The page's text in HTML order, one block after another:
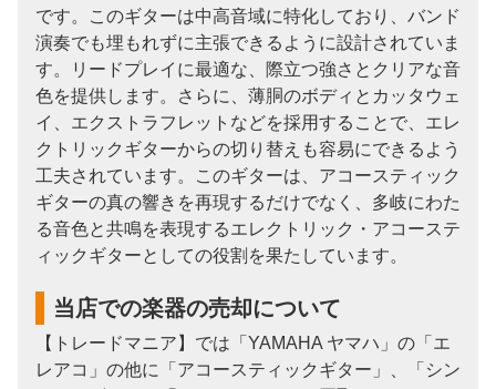
です。このギターは中高音域に特化しており、バンド
演奏でも埋もれずに主張できるように設計されていま
す。リードプレイに最適な、際立つ強さとクリアな音
色を提供します。さらに、薄胴のボディとカッタウェ
イ、エクストラフレットなどを採用することで、エレ
クトリックギターからの切り替えも容易にできるよう
工夫されています。このギターは、アコースティック
ギターの真の響きを再現するだけでなく、多岐にわた
る音色と共鳴を表現するエレクトリック・アコーステ
ィックギターとしての役割を果たしています。
当店での楽器の売却について
【トレードマニア】では「YAMAHA ヤマハ」の「エ
レアコ」の他に「アコースティックギター」、「シン